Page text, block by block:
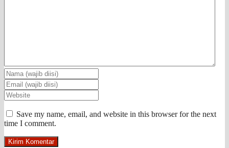
Save my name, email, and website in this browser for the next
time I comment.